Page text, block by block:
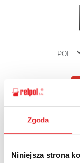
Zgoda
Niniejsza strona